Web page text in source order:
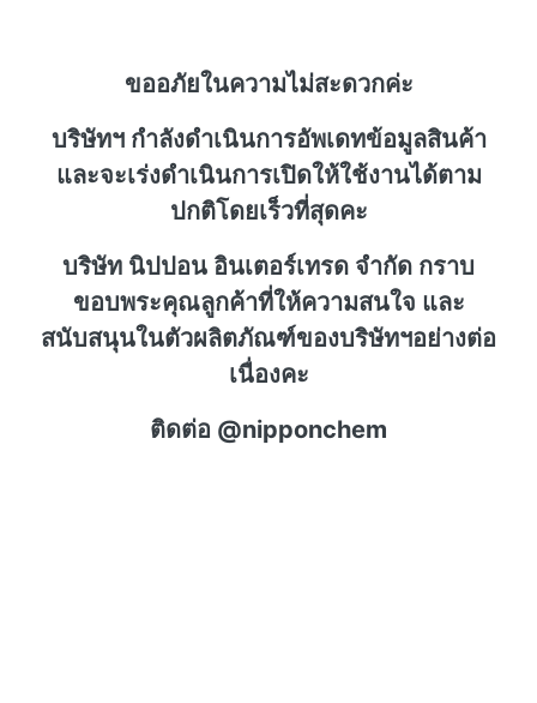
ขออภัยในความไม่สะดวกค่ะ
บริษัทฯ กำลังดำเนินการอัพเดทข้อมูลสินค้า
และจะเร่งดำเนินการเปิดให้ใช้งานได้ตาม
ปกติโดยเร็วที่สุดคะ
บริษัท นิปปอน อินเตอร์เทรด จำกัด กราบ
ขอบพระคุณลูกค้าที่ให้ความสนใจ และ
สนับสนุนในตัวผลิตภัณฑ์ของบริษัทฯอย่างต่อ
เนื่องคะ
ติดต่อ @nipponchem